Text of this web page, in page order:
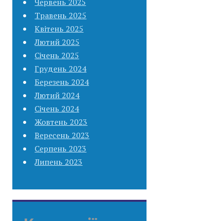
Травень 2025
Квітень 2025
Лютий 2025
Січень 2025
Грудень 2024
Березень 2024
Лютий 2024
Січень 2024
Жовтень 2023
Вересень 2023
Серпень 2023
Липень 2023